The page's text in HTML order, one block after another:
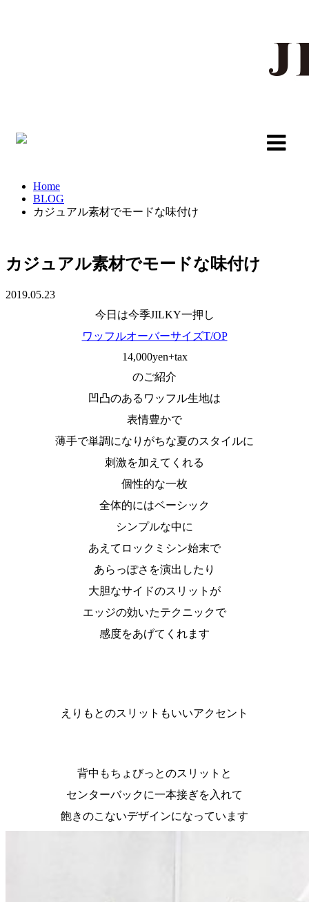
Home
BLOG
カジュアル素材でモードな味付け
カジュアル素材でモードな味付け
2019.05.23
今日は今季JILKY一押し
ワッフルオーバーサイズT/OP
14,000yen+tax
のご紹介
凹凸のあるワッフル生地は
表情豊かで
薄手で単調になりがちな夏のスタイルに
刺激を加えてくれる
個性的な一枚
全体的にはベーシック
シンプルな中に
あえてロックミシン始末で
あらっぽさを演出したり
大胆なサイドのスリットが
エッジの効いたテクニックで
感度をあげてくれます
えりもとのスリットもいいアクセント
背中もちょびっとのスリットと
センターバックに一本接ぎを入れて
飽きのこないデザインになっています